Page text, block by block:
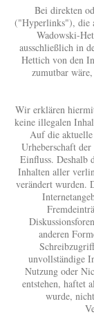
Bei direkten
("Hyperlinks"), die
Wadowski-
ausschließlich in
Hettich von den
zumutbar
Wir erklären
keine illegalen
Auf die
Urheberschaft
Einfluss. Deshalb
Inhalten aller
verändert wurden.
anderen
unvollständige
Nutzung oder
entstehen, haftet
wurde,